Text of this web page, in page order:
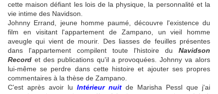
cette maison défiant les lois de la physique, la personnalité et la
vie intime des Navidson.
Johnny Errand, jeune homme paumé, découvre l'existence du
film en visitant l'appartement de Zampano, un vieil homme
aveugle qui vient de mourir. Des liasses de feuilles présentes
dans l'appartement compilent toute l'histoire du Navidson
Record et des publications qu'il a provoquées. Johnny va alors
lui-même se perdre dans cette histoire et ajouter ses propres
commentaires à la thèse de Zampano.
C'est après avoir lu Intérieur nuit de Marisha Pessl que j'ai